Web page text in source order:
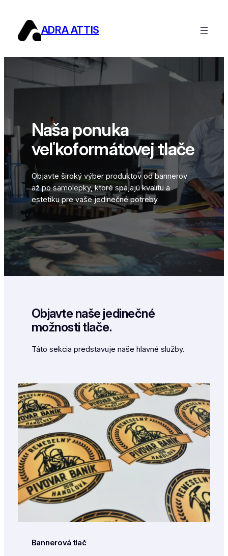
obsah
ADRA ATTIS
Naša ponuka
veľkoformátovej tlače
Objavte široký výber produktov od bannerov
až po samolepky, ktoré spájajú kvalitu a
estetiku pre vaše jedinečné potreby.
Objavte naše jedinečné
možnosti tlače.
Táto sekcia predstavuje naše hlavné služby.
Bannerová tlač